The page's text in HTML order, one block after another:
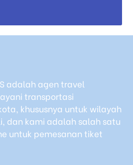
adalah agen travel
transportasi
khususnya untuk wilayah
dan kami adalah salah satu
untuk pemesanan tiket